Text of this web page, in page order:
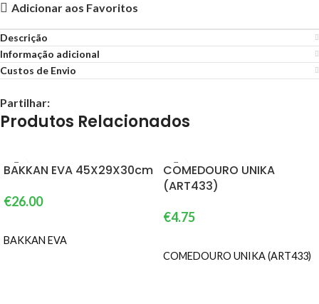
Adicionar aos Favoritos
Descrição
Informação adicional
Custos de Envio
Partilhar:
Produtos Relacionados
BAKKAN EVA 45X29X30cm
€26.00
BAKKAN EVA
COMEDOURO UNIKA
(ART433)
€4.75
COMEDOURO UNIKA (ART433)